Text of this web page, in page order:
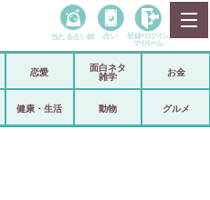
政治
当たる占い師 占い 登録• ログイン
マイルーム
恋愛
面白ネタ
雑学
お金
健康・生活 動物 グルメ